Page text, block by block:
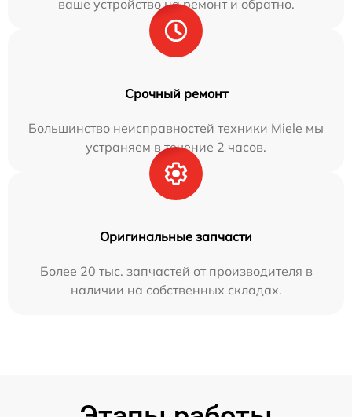
ваше устройство на ремонт и обратно.
Срочный ремонт
Большинство неисправностей техники Miele мы
устраняем в течение 2 часов.
Оригинальные запчасти
Более 20 тыс. запчастей от производителя в
наличии на собственных складах.